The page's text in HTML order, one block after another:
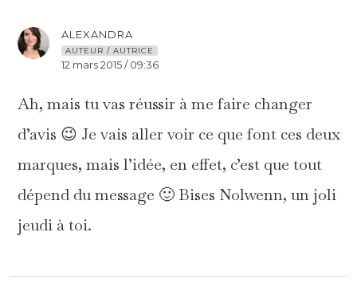
ALEXANDRA
AUTEUR / AUTRICE
12 mars 2015 / 09:36
Ah, mais tu vas réussir à me faire changer
d’avis 😉 Je vais aller voir ce que font ces deux
marques, mais l’idée, en effet, c’est que tout
dépend du message 🙂 Bises Nolwenn, un joli
jeudi à toi.